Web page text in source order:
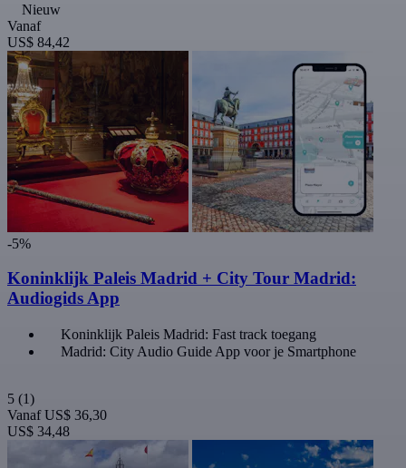
Nieuw
Vanaf
US$ 84,42
-5%
Koninklijk Paleis Madrid + City Tour Madrid:
Audiogids App
Koninklijk Paleis Madrid: Fast track toegang
Madrid: City Audio Guide App voor je Smartphone
5 (1)
Vanaf US$ 36,30
US$ 34,48